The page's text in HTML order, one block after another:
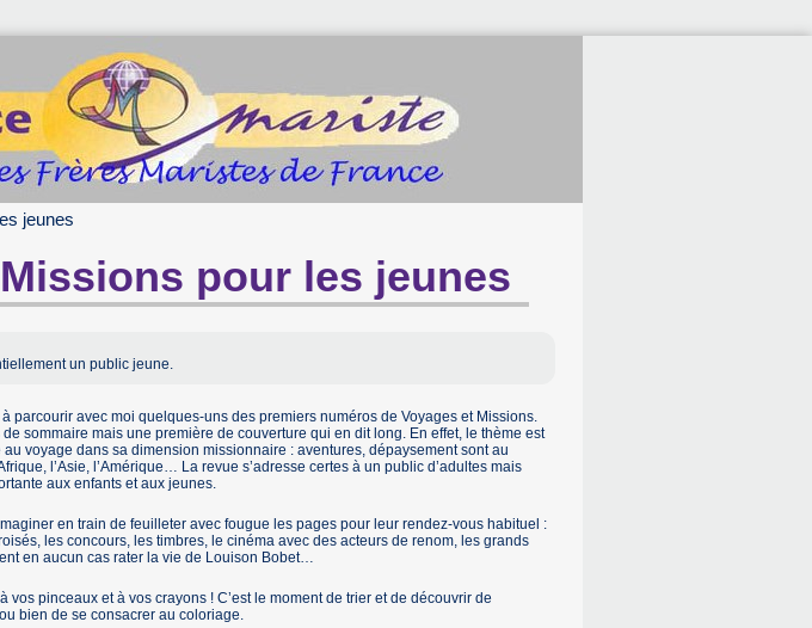
jeunes
pour les jeunes
un public jeune.
à parcourir avec moi quelques-uns des premiers numéros de Voyages et Missions.
de sommaire mais une première de couverture qui en dit long. En effet, le thème est
au voyage dans sa dimension missionnaire : aventures, dépaysement sont au
l’Asie, l’Amérique… La revue s’adresse certes à un public d’adultes mais
aux enfants et aux jeunes.
en train de feuilleter avec fougue les pages pour leur rendez-vous habituel :
les concours, les timbres, le cinéma avec des acteurs de renom, les grands
en aucun cas rater la vie de Louison Bobet…
vos pinceaux et à vos crayons ! C’est le moment de trier et de découvrir de
bien de se consacrer au coloriage.